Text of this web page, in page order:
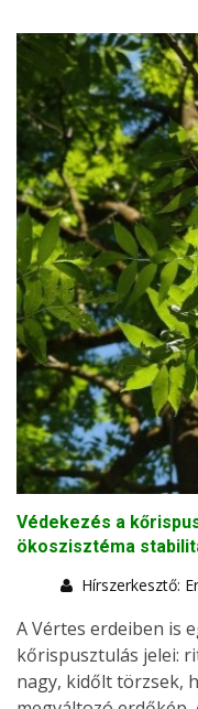
Védekezés a
ökoszisztéma
Hírszerkesztő:
A Vértes erdeiben is
kőrispusztulás jelei:
nagy, kidőlt törzsek,